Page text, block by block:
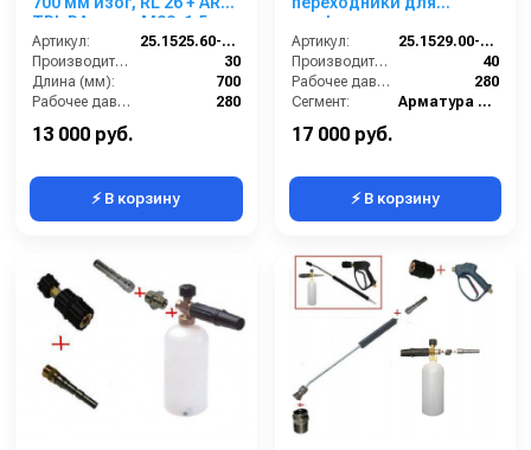
TPL РА; вход М22х1,5ш.
Артикул:
25.1525.60-P26 -7-TPL
Производительность (л/мин):
30
Длина (мм):
700
Рабочее давление (бар):
280
13 000 руб.
⚡ В корзину
профессионального
пистолета
Артикул:
25.1529.00-CPK
Производительность (л/мин):
40
Рабочее давление (бар):
280
Сегмент:
Арматура высокого давления
Температура, C:
17 000 руб.
⚡ В корзину